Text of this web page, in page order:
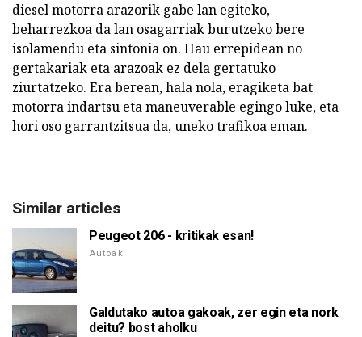
diesel motorra arazorik gabe lan egiteko,
beharrezkoa da lan osagarriak burutzeko bere
isolamendu eta sintonia on. Hau errepidean no
gertakariak eta arazoak ez dela gertatuko
ziurtatzeko. Era berean, hala nola, eragiketa bat
motorra indartsu eta maneuverable egingo luke, eta
hori oso garrantzitsua da, uneko trafikoa eman.
Similar articles
Peugeot 206 - kritikak esan!
Autoak
Galdutako autoa gakoak, zer egin eta nork
deitu? bost aholku